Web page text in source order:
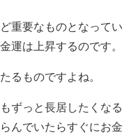
重要なものとなってい
運は上昇するのです。
るものですよね。
ずっと長居したくなる
んでいたらすぐにお金